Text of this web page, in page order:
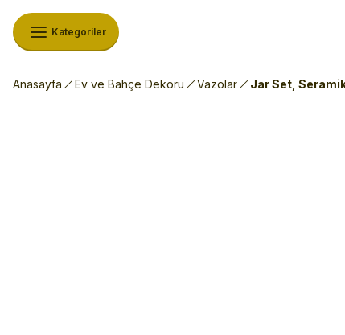
Kategoriler
Anasayfa Ev ve Bahçe Dekoru Vazolar Jar Set,